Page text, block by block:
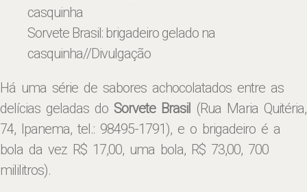
Sorvete Brasil: brigadeiro gelado na
casquinha//Divulgação
Há uma série de sabores achocolatados entre as
delícias geladas do Sorvete Brasil (Rua Maria Quitéria,
74, Ipanema, tel.: 98495-1791), e o brigadeiro é a
bola da vez R$ 17,00, uma bola, R$ 73,00, 700
mililitros).